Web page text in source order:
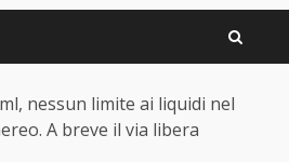
nessun limite ai liquidi nel
A breve il via libera